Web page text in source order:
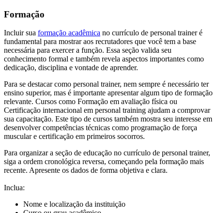
Formação
Incluir sua formação acadêmica no currículo de personal trainer é
fundamental para mostrar aos recrutadores que você tem a base
necessária para exercer a função. Essa seção valida seu
conhecimento formal e também revela aspectos importantes como
dedicação, disciplina e vontade de aprender.
Para se destacar como personal trainer, nem sempre é necessário ter
ensino superior, mas é importante apresentar algum tipo de formação
relevante. Cursos como Formação em avaliação física ou
Certificação internacional em personal training ajudam a comprovar
sua capacitação. Este tipo de cursos também mostra seu interesse em
desenvolver competências técnicas como programação de força
muscular e certificação em primeiros socorros.
Para organizar a seção de educação no currículo de personal trainer,
siga a ordem cronológica reversa, começando pela formação mais
recente. Apresente os dados de forma objetiva e clara.
Inclua:
Nome e localização da instituição